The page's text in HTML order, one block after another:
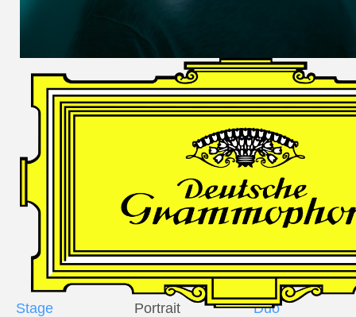
Andrè Schuen,
Baritone
Daniel Heide,
Piano
GALLERY
Stage Portrait Duo